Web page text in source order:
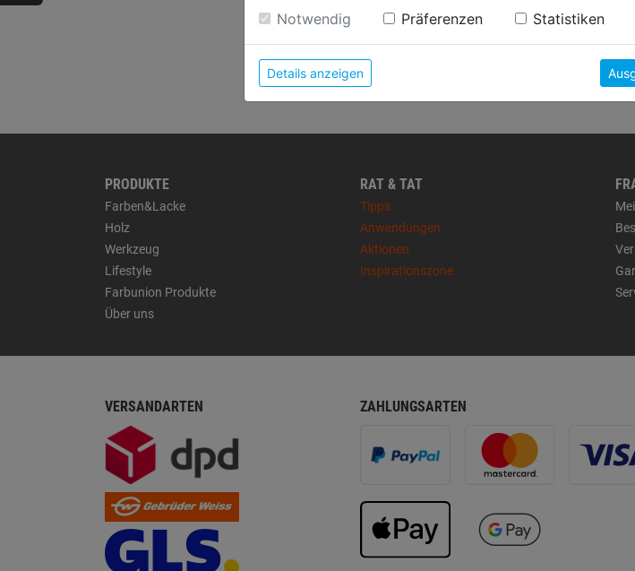
HERSTELLERINFORMATIONEN
PRODUKTE
Farben&Lacke
Holz
Werkzeug
Lifestyle
Farbunion Produkte
Über uns
RAT & TAT
Tipps
Anwendungen
Aktionen
Inspirationszone
VERSANDARTEN ZAHLUNGSARTEN
Weitere Informationen findest du in unserer
Notwendig Präferenzen Statistiken
Details anzeigen